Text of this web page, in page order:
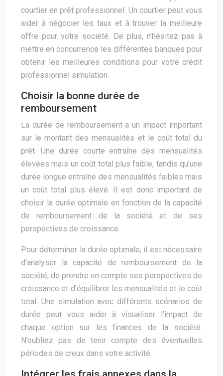
courtier en prêt professionnel. Un courtier peut vous
aider à négocier les taux et à trouver la meilleure
offre pour votre société. De plus, n’hésitez pas à
mettre en concurrence les différentes banques pour
obtenir les meilleures conditions pour votre crédit
professionnel simulation.
Choisir la bonne durée de
remboursement
La durée de remboursement a un impact important
sur le montant des mensualités et le coût total du
prêt. Une durée courte entraîne des mensualités
élevées mais un coût total plus faible, tandis qu’une
durée longue entraîne des mensualités faibles mais
un coût total plus élevé. Il est donc important de
choisir la durée optimale en fonction de la capacité
de remboursement de la société et de ses
perspectives de croissance.
Pour déterminer la durée optimale, il est nécessaire
d’analyser la capacité de remboursement de la
société, de prendre en compte ses perspectives de
croissance et d’équilibrer les mensualités et le coût
total. Une simulation avec différents scénarios de
durée peut vous aider à visualiser l’impact de
chaque option sur les finances de la société.
N’oubliez pas de tenir compte des éventuelles
périodes de creux dans votre activité.